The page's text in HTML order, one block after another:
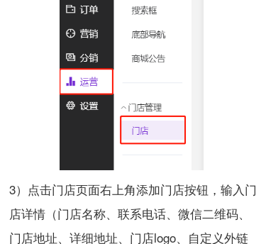
3）点击门店页面右上角添加门店按钮，输入门
店详情（门店名称、联系电话、微信二维码、
门店地址、详细地址、门店logo、自定义外链